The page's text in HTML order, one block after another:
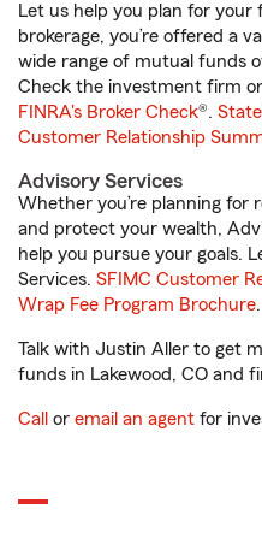
Let us help you plan for
brokerage, you’re offered a
wide range of mutual funds
Check the investment firm or
FINRA's Broker Check®.
Customer Relationship
Advisory Services
Whether you’re planning for
and protect your wealth,
help you pursue your goals.
Services. SFIMC Customer
Wrap Fee Program Brochure.
Talk with Justin Aller to get
funds in Lakewood, CO and
Call or email an agent for